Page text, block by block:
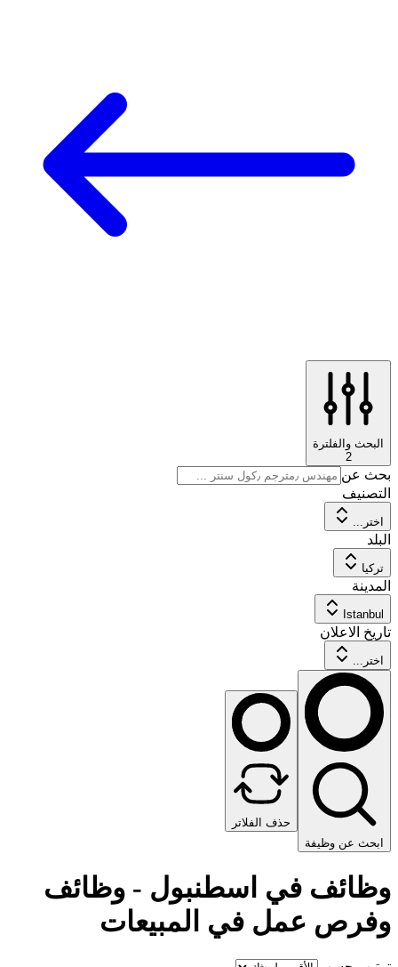
البحث والفلترة
2
بحث عن
التصنيف
اختر...
البلد
تركيا
المدينة
Istanbul
تاريخ الاعلان
اختر...
ابحث عن وظيفة
حذف الفلاتر
وظائف في اسطنبول - وظائف
وفرص عمل في المبيعات